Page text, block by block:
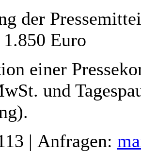
der
Euro
einer
und
| Anfragen: